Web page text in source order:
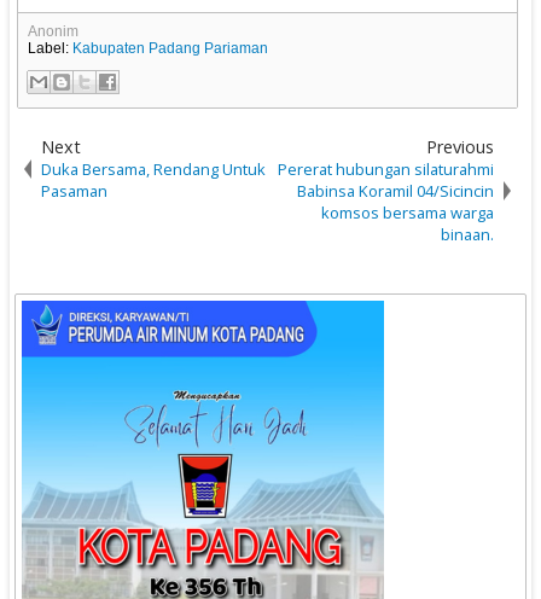
Anonim
Label: Kabupaten Padang Pariaman
Next
Duka Bersama, Rendang Untuk
Pasaman
Previous
Pererat hubungan silaturahmi
Babinsa Koramil 04/Sicincin
komsos bersama warga
binaan.